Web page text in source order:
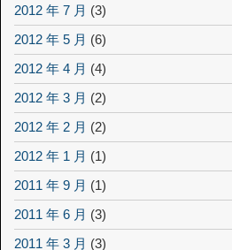
2012 年 7 月 (3)
2012 年 5 月 (6)
2012 年 4 月 (4)
2012 年 3 月 (2)
2012 年 2 月 (2)
2012 年 1 月 (1)
2011 年 9 月 (1)
2011 年 6 月 (3)
2011 年 3 月 (3)